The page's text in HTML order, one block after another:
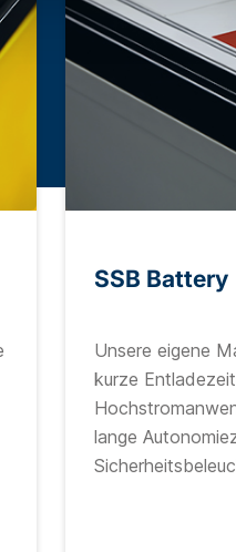
SSB Battery
Unsere eigene
kurze
lange